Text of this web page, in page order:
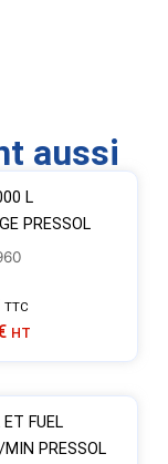
aussi
L
PRESSOL
TTC
HT
FUEL
PRESSOL